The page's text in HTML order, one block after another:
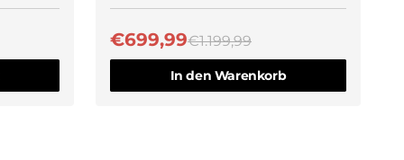
€699,99€1.199,99
In den Warenkorb